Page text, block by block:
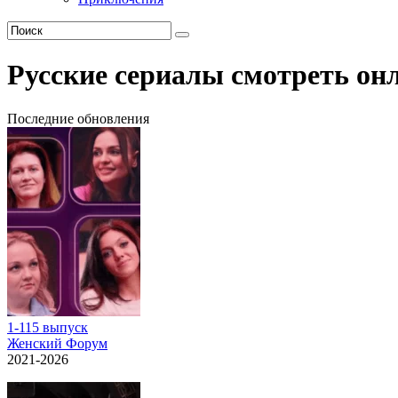
Русские сериалы смотреть
Последние обновления
1-115 выпуск
Женский Форум
2021-2026